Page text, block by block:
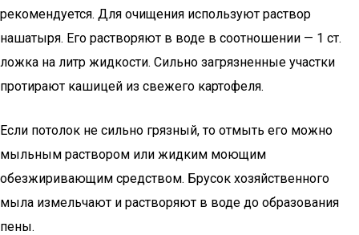
рекомендуется. Для очищения используют раствор
нашатыря. Его растворяют в воде в соотношении — 1 ст.
ложка на литр жидкости. Сильно загрязненные участки
протирают кашицей из свежего картофеля.
Если потолок не сильно грязный, то отмыть его можно
мыльным раствором или жидким моющим
обезжиривающим средством. Брусок хозяйственного
мыла измельчают и растворяют в воде до образования
пены.